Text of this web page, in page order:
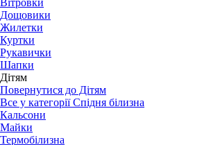
Вітровки
Дощовики
Жилетки
Куртки
Рукавички
Шапки
Дітям
Повернутися до Дітям
Все у категорії Спідня білизна
Кальсони
Майки
Термобілизна